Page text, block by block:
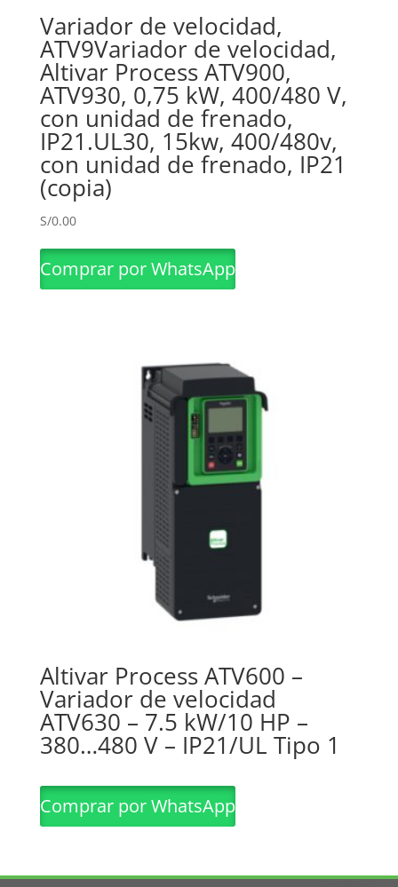
Variador de velocidad,
ATV9Variador de velocidad,
Altivar Process ATV900,
ATV930, 0,75 kW, 400/480 V,
con unidad de frenado,
IP21.UL30, 15kw, 400/480v,
con unidad de frenado, IP21
(copia)
S/0.00
Comprar por WhatsApp
Altivar Process ATV600 –
Variador de velocidad
ATV630 – 7.5 kW/10 HP –
380…480 V – IP21/UL Tipo 1
Comprar por WhatsApp